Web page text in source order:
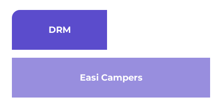
DRM
Easi Campers